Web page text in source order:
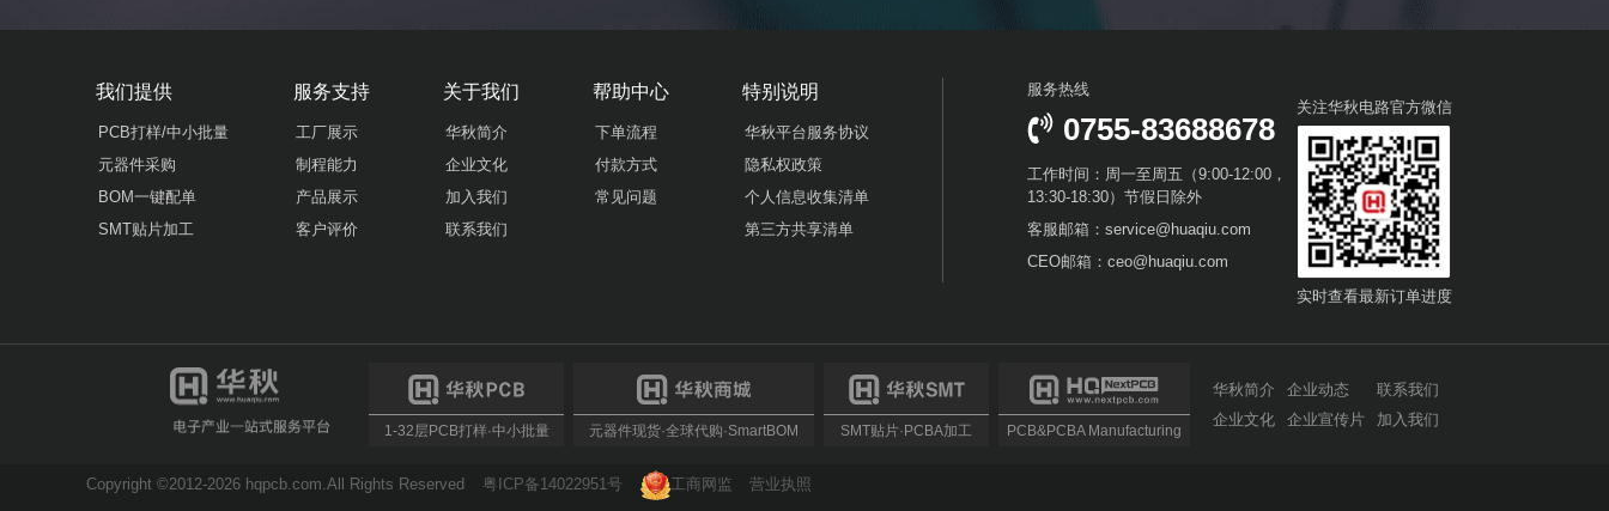
我们提供
PCB打样/中小批量
元器件采购
BOM一键配单
SMT贴片加工
服务支持
工厂展示
制程能力
产品展示
客户评价
关于我们
华秋简介
企业文化
加入我们
联系我们
帮助中心
下单流程
付款方式
常见问题
特别说明
华秋平台服务协议
隐私权政策
个人信息收集清单
第三方共享清单
服务热线
0755-83688678
工作时间：周一至周五（9:00-12:00，
13:30-18:30）节假日除外
客服邮箱：service@huaqiu.com
CEO邮箱：ceo@huaqiu.com
关注华秋电路官方微信
实时查看最新订单进度
1-32层PCB打样·中小批量 元器件现货·全球代购·SmartBOM SMT贴片·PCBA加工 PCB&PCBA Manufacturing
华秋简介
企业文化
企业动态
企业宣传片
联系我们
加入我们
Copyright ©2012-2026 hqpcb.com.All Rights Reserved 粤ICP备14022951号 工商网监 营业执照